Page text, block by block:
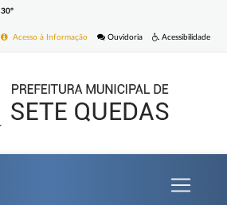
30º
Acessibilidade
Ouvidoria
Acesso à Informação